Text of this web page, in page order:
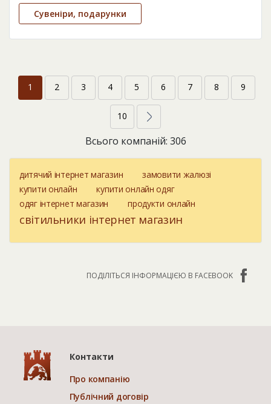
Сувеніри, подарунки
1 2 3 4 5 6 7 8 9
10
Всього компаній: 306
дитячий інтернет магазин
замовити жалюзі
купити онлайн
купити онлайн одяг
одяг інтернет магазин
продукти онлайн
світильники інтернет магазин
ПОДІЛІТЬСЯ ІНФОРМАЦІЄЮ В FACEBOOK
Контакти
Про компанію
Публічний договір